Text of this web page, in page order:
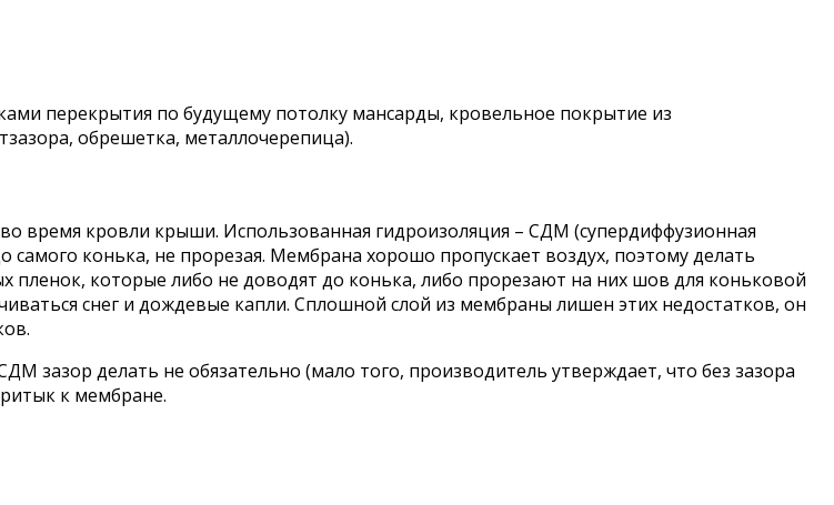
перекрытия по будущему потолку мансарды, кровельное покрытие из
обрешетка, металлочерепица).
время кровли крыши. Использованная гидроизоляция – СДМ (супердиффузионная
конька, не прорезая. Мембрана хорошо пропускает воздух, поэтому делать
которые либо не доводят до конька, либо прорезают на них шов для коньковой
снег и дождевые капли. Сплошной слой из мембраны лишен этих недостатков, он
зазор делать не обязательно (мало того, производитель утверждает, что без зазора
к мембране.